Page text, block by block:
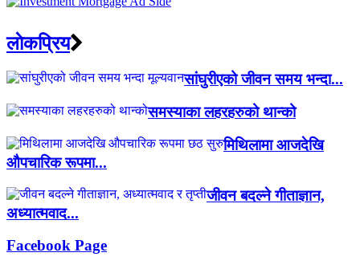
लाेकप्रिय
सांघुरीएको जीवन समय भन्दा...
समस्याका लहरहरुको थान्को
मिथिलामा आजदेखि
औपचारिक रूपमा...
जीवन बदल्ने गीताज्ञान,
अध्यात्मवाद...
Facebook Page